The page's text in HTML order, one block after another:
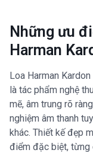
Những ưu
Harman
Loa Harman
là tác phẩm nghệ
mẽ, âm trung rõ
nghiệm âm thanh
khác. Thiết kế đẹp
điểm đặc biệt, từng